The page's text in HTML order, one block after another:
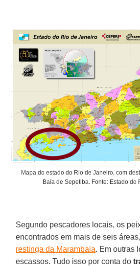
Mapa do estado do Rio de Janeiro, com
Baía de Sepetiba. Fonte: Estado do
Segundo pescadores locais, os
encontrados em mais de seis
restinga da Marambaia. Em outras
escassos. Tudo isso por conta do